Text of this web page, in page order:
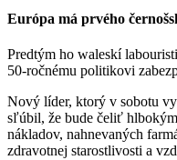
Európa má prvého
Predtým ho waleskí
50-ročnému politikovi
Nový líder, ktorý v sobotu
sľúbil, že bude čeliť
nákladov, nahnevaných
zdravotnej starostlivosti a